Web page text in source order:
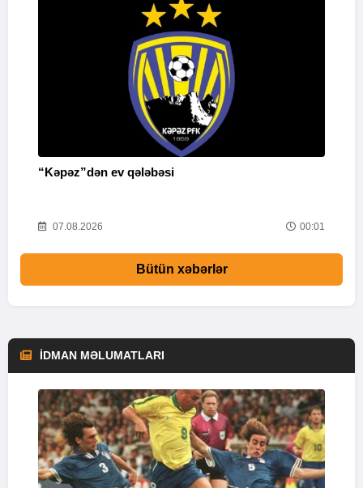
“Kəpəz”dən ev qələbəsi
07.08.2026 00:01
Bütün xəbərlər
İDMAN MƏLUMATLARI